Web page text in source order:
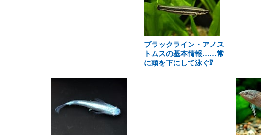
ブラックライン・アノス
トムスの基本情報……常
に頭を下にして泳ぐ⁉